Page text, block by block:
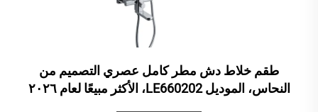
طقم خلاط دش مطر كامل عصري التصميم من
النحاس، الموديل LE660202، الأكثر مبيعًا لعام ٢٠٢٦